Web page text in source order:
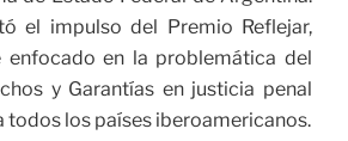
el impulso del Premio Reflejar,
enfocado en la problemática del
y Garantías en justicia penal
todos los países iberoamericanos.